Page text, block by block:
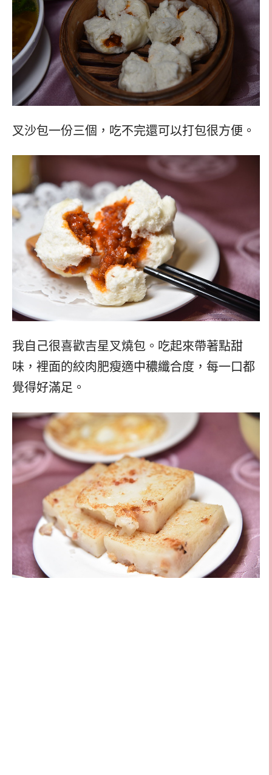
叉沙包一份三個，吃不完還可以打包很方便。
我自己很喜歡吉星叉燒包。吃起來帶著點甜
味，裡面的絞肉肥瘦適中穠纖合度，每一口都
覺得好滿足。